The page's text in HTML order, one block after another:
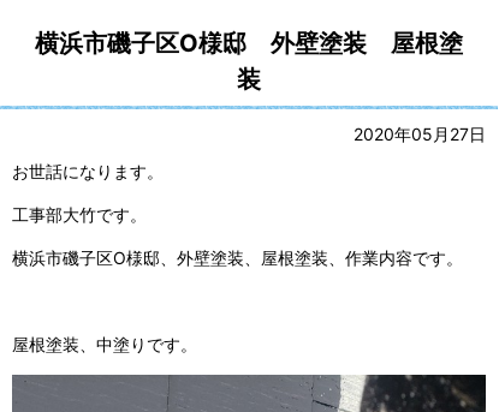
横浜市磯子区O様邸 外壁塗装 屋根塗
装
2020年05月27日
お世話になります。
工事部大竹です。
横浜市磯子区O様邸、外壁塗装、屋根塗装、作業内容です。
屋根塗装、中塗りです。